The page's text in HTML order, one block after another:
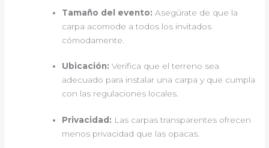
Tamaño del evento: Asegúrate de que la
carpa acomode a todos los invitados
cómodamente.
Ubicación: Verifica que el terreno sea
adecuado para instalar una carpa y que cumpla
con las regulaciones locales.
Privacidad: Las carpas transparentes ofrecen
menos privacidad que las opacas.